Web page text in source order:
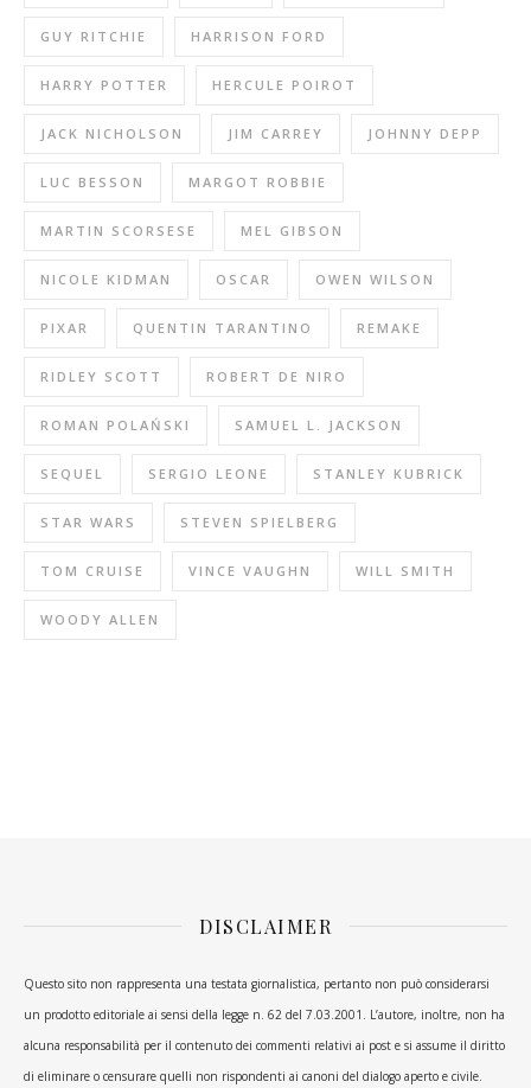
GUY RITCHIE HARRISON FORD
HARRY POTTER HERCULE POIROT
JACK NICHOLSON JIM CARREY JOHNNY DEPP
LUC BESSON MARGOT ROBBIE
MARTIN SCORSESE MEL GIBSON
NICOLE KIDMAN OSCAR OWEN WILSON
PIXAR QUENTIN TARANTINO REMAKE
RIDLEY SCOTT ROBERT DE NIRO
ROMAN POLAŃSKI SAMUEL L. JACKSON
SEQUEL SERGIO LEONE STANLEY KUBRICK
STAR WARS STEVEN SPIELBERG
TOM CRUISE VINCE VAUGHN WILL SMITH
WOODY ALLEN
DISCLAIMER
Questo sito non rappresenta una testata giornalistica, pertanto non può considerarsi
un prodotto editoriale ai sensi della legge n. 62 del 7.03.2001. L’autore, inoltre, non ha
alcuna responsabilità per il contenuto dei commenti relativi ai post e si assume il diritto
di eliminare o censurare quelli non rispondenti ai canoni del dialogo aperto e civile.